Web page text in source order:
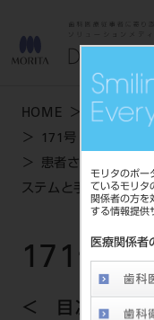
モリタのポー
ているモリ
関係者の方を
する情報提供
医療関係者
HOME 学術・お
171号
患者さんに“優し
ステムと手術用ドリ
171号
目次を見る
お問い合わせ
商品について
セミナーについて
友の会について
ご開業について
会員登録